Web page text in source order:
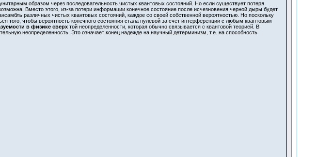
образом через последовательность чистых квантовых состояний. Но если существует потеря
Вместо этого, из-за потери информации конечное состояние после исчезновения черной дыры будет
различных чистых квантовых состояний, каждое со своей собственной вероятностью. Но поскольку
того, чтобы вероятность конечного состояния стала нулевой за счет интерференции с любым квантовым
в физике сверхтой неопределенности, которая обычно связывается с квантовой теорией. В
неопределенность. Это означает конец надежде на научный детерминизм, т.е. на способность